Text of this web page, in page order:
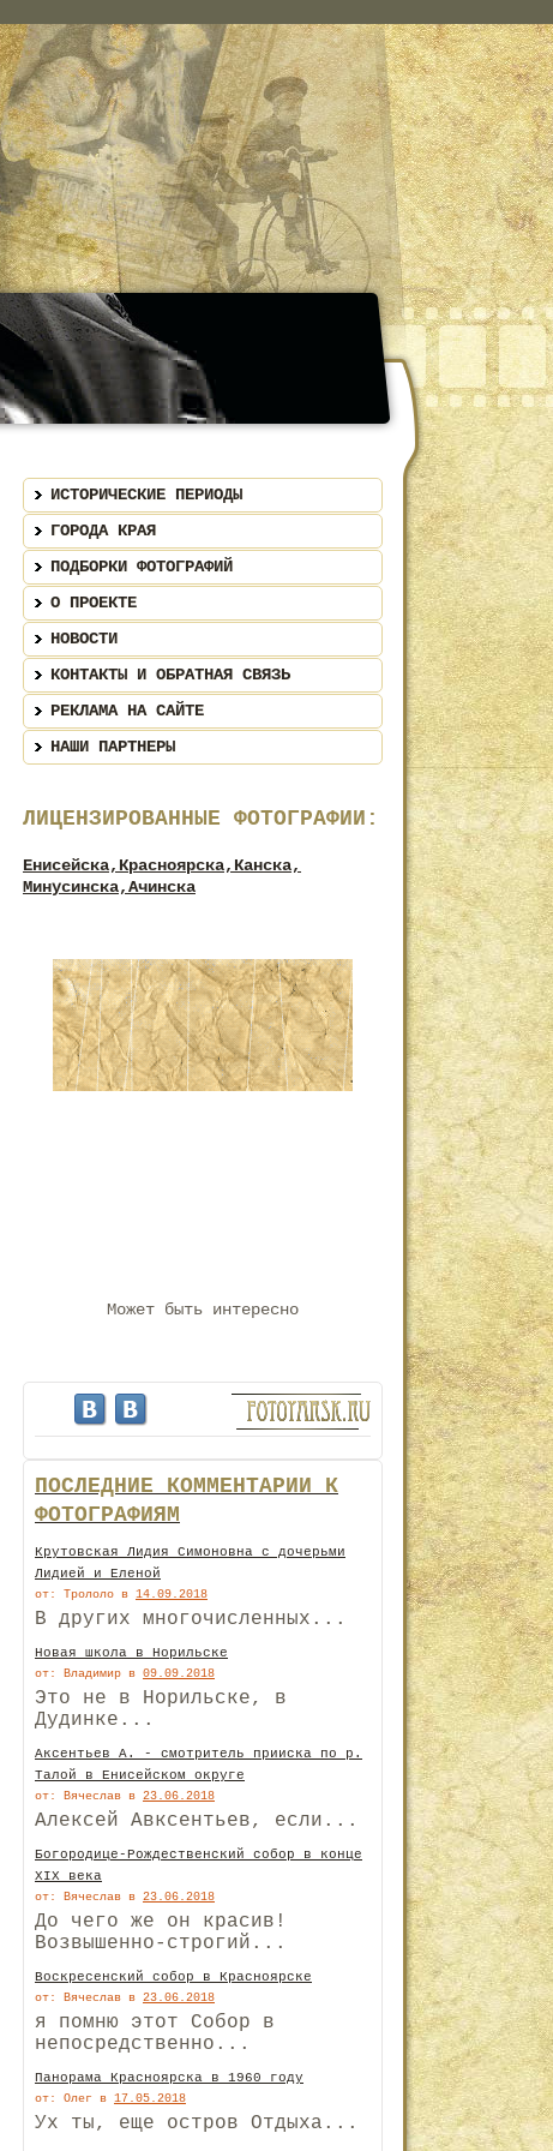
ИСТОРИЧЕСКИЕ ПЕРИОДЫ
ГОРОДА КРАЯ
ПОДБОРКИ ФОТОГРАФИЙ
О ПРОЕКТЕ
НОВОСТИ
КОНТАКТЫ И ОБРАТНАЯ СВЯЗЬ
РЕКЛАМА НА САЙТЕ
НАШИ ПАРТНЕРЫ
ЛИЦЕНЗИРОВАННЫЕ ФОТОГРАФИИ:
Енисейска, Красноярска, Канска,
Минусинска,Ачинска
Может быть интересно
ПОСЛЕДНИЕ КОММЕНТАРИИ К
ФОТОГРАФИЯМ
Крутовская Лидия Симоновна с дочерьми
Лидией и Еленой
от: Трололо в 14.09.2018
В других многочисленных...
Новая школа в Норильске
от: Владимир в 09.09.2018
Это не в Норильске, в
Дудинке...
Аксентьев А. - смотритель прииска по р.
Талой в Енисейском округе
от: Вячеслав в 23.06.2018
Алексей Авксентьев, если...
Богородице-Рождественский собор в конце
XIX века
от: Вячеслав в 23.06.2018
До чего же он красив!
Возвышенно-строгий...
Воскресенский собор в Красноярске
от: Вячеслав в 23.06.2018
я помню этот Собор в
непосредственно...
Панорама Красноярска в 1960 году
от: Олег в 17.05.2018
Ух ты, еще остров Отдыха...